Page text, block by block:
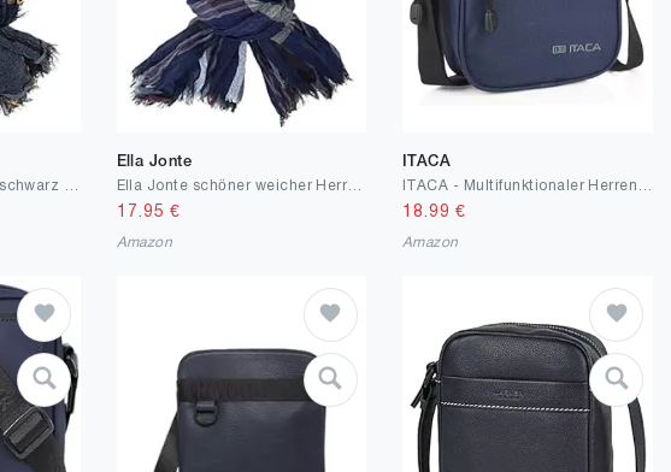
Ella Jonte
Ella Jonte schöner weicher Herrenschal Casual-Style blau beerenfarben gestreift Viskose
17.95 €
Amazon
ITACA
18.99 €
Amazon